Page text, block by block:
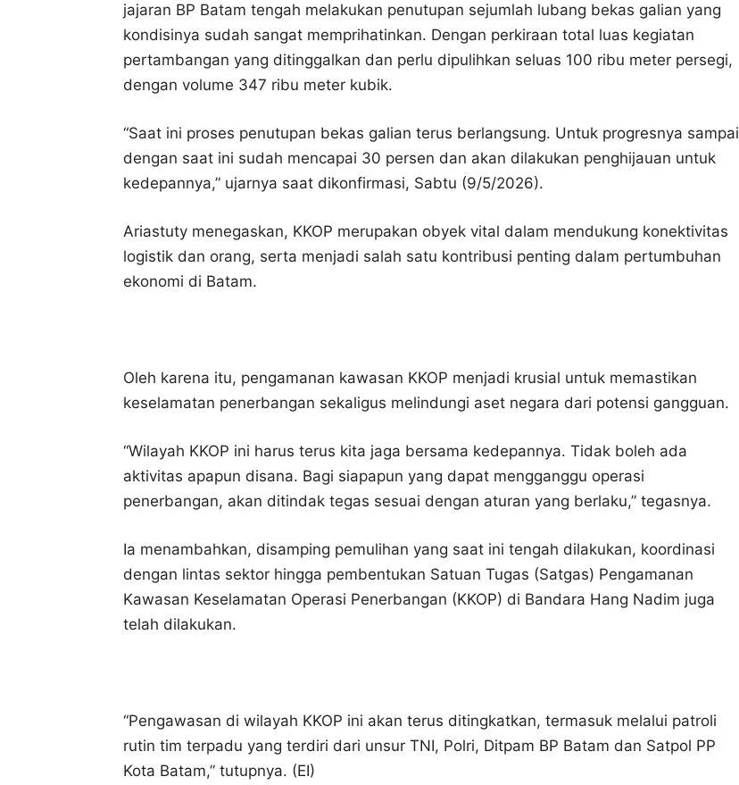
jajaran BP Batam tengah melakukan penutupan sejumlah lubang bekas galian yang
kondisinya sudah sangat memprihatinkan. Dengan perkiraan total luas kegiatan
pertambangan yang ditinggalkan dan perlu dipulihkan seluas 100 ribu meter persegi,
dengan volume 347 ribu meter kubik.
“Saat ini proses penutupan bekas galian terus berlangsung. Untuk progresnya sampai
dengan saat ini sudah mencapai 30 persen dan akan dilakukan penghijauan untuk
kedepannya,” ujarnya saat dikonfirmasi, Sabtu (9/5/2026).
Ariastuty menegaskan, KKOP merupakan obyek vital dalam mendukung konektivitas
logistik dan orang, serta menjadi salah satu kontribusi penting dalam pertumbuhan
ekonomi di Batam.
Oleh karena itu, pengamanan kawasan KKOP menjadi krusial untuk memastikan
keselamatan penerbangan sekaligus melindungi aset negara dari potensi gangguan.
“Wilayah KKOP ini harus terus kita jaga bersama kedepannya. Tidak boleh ada
aktivitas apapun disana. Bagi siapapun yang dapat mengganggu operasi
penerbangan, akan ditindak tegas sesuai dengan aturan yang berlaku,” tegasnya.
Ia menambahkan, disamping pemulihan yang saat ini tengah dilakukan, koordinasi
dengan lintas sektor hingga pembentukan Satuan Tugas (Satgas) Pengamanan
Kawasan Keselamatan Operasi Penerbangan (KKOP) di Bandara Hang Nadim juga
telah dilakukan.
“Pengawasan di wilayah KKOP ini akan terus ditingkatkan, termasuk melalui patroli
rutin tim terpadu yang terdiri dari unsur TNI, Polri, Ditpam BP Batam dan Satpol PP
Kota Batam,” tutupnya. (EI)